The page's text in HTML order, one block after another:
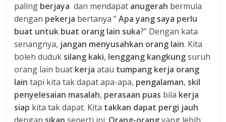
paling berjayadan mendapat anugerah bermula
dengan pekerja bertanya ”Apa yang saya perlu
buat untuk buat orang lain suka?” Dengan kata
senangnya, jangan menyusahkan orang lain. Kita
boleh duduk silang kaki, lenggang kangkungsuruh
orang lain buat kerjaatau tumpang kerja orang
lain tapi kita tak dapat apa-apa, pengalaman, skil
penyelesaian masalah, perasaan puas bila kerja
siap kita tak dapat. Kita takkan dapat pergi jauh